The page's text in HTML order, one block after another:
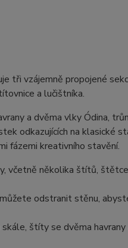
tři vzájemně propojené
a lučištníka.
a dvěma vlky Ódina,
odkazujících na klasické
fázemi kreativního stavění.
včetně několika štítů,
odstranit stěnu,
štíty se dvěma